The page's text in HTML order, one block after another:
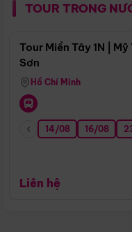
TOUR TRONG
Tour Miền Tây 1N |
Sơn
Hồ Chí Minh
14/08 16/08
Liên hệ